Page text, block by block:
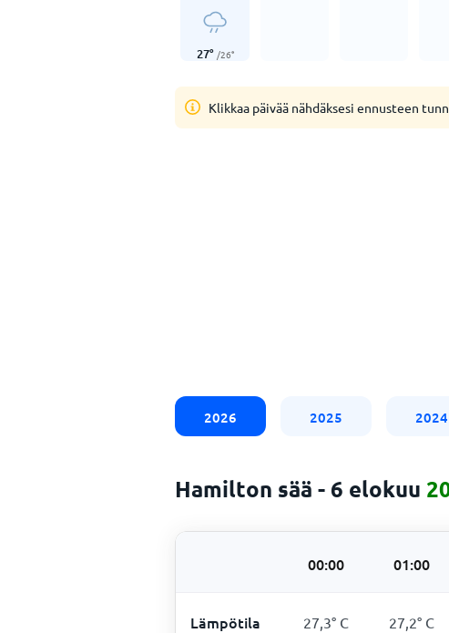
27° /26°
Klikkaa päivää nähdäksesi ennusteen
2026 2025 2024
Hamilton sää - 6 elokuu
00:00 01:00
Lämpötila 27,3° C 27,2° C